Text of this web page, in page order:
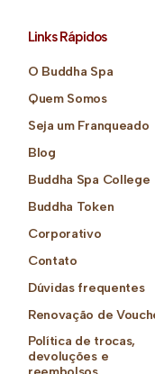
Links Rápidos
O Buddha Spa
Quem Somos
Seja um Franqueado
Blog
Buddha Spa College
Buddha Token
Corporativo
Contato
Dúvidas frequentes
Renovação de
Política de trocas,
devoluções e